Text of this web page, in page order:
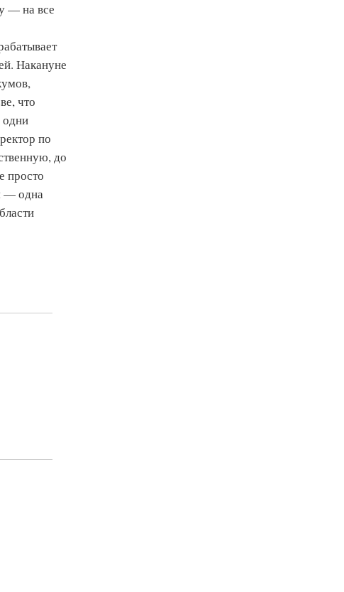
— на все
Накануне
что
одни
по
до
просто
— одна